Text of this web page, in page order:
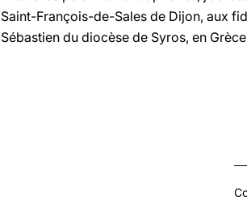
Saint-François-de-Sales de Dijon, aux
Sébastien du diocèse de Syros, en